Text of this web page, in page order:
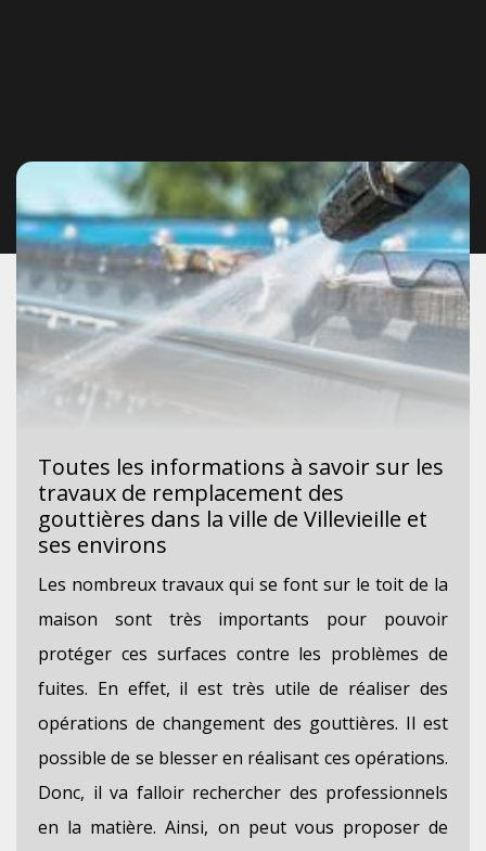
Toutes les informations à savoir sur les
travaux de remplacement des
gouttières dans la ville de Villevieille et
ses environs
Les nombreux travaux qui se font sur le toit de la
maison sont très importants pour pouvoir
protéger ces surfaces contre les problèmes de
fuites. En effet, il est très utile de réaliser des
opérations de changement des gouttières. Il est
possible de se blesser en réalisant ces opérations.
Donc, il va falloir rechercher des professionnels
en la matière. Ainsi, on peut vous proposer de